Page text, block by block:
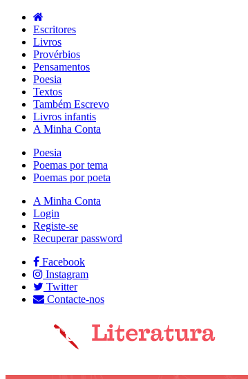
Escritores
Livros
Provérbios
Pensamentos
Poesia
Textos
Também Escrevo
Livros infantis
A Minha Conta
Poesia
Poemas por tema
Poemas por poeta
A Minha Conta
Login
Registe-se
Recuperar password
Facebook
Instagram
Twitter
Contacte-nos